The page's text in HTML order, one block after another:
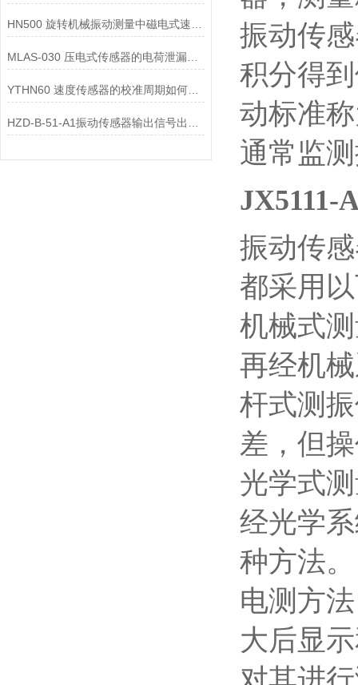
MLAS-030 压电式传感器的电荷泄漏机制是什么？
YTHN60 速度传感器的校准周期如何确定？
振动传
积分得
动标准
通常监
JX5111-
振动传
都采用
机械式
再经机
杆式测
差，但
光学式
经光学
种方法。
电测方
大后显